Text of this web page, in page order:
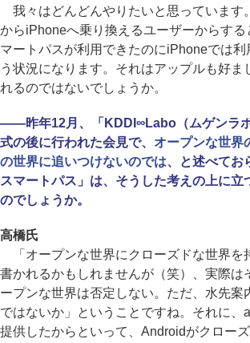
我々はどんどんやりたいと思っています
からiPhoneへ乗り換えるユーザーからする
マートパスが利用できたのにiPhoneでは利
う状況になります。それはアップルも好ま
れるのではないでしょうか。
――昨年12月、「KDDI∞Labo（ムゲンラ
式の後に行われた会見で、 オープンな世界
の世界に追いつけないのでは、と述べてお
スマートパス」は、そうした考えの上に立
のでしょうか。
高橋氏
「オープンな世界にクローズドな世界を
書かれるかもしれませんが（笑）、実際は
ープンな世界は否定しない。ただ、水先案
ではないか」ということですね。それに、
提供したからといって、Androidがクロー